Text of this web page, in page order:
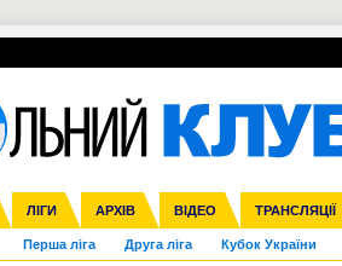
ЛІГИ АРХІВ ВІДЕО ТРАНСЛЯЦІЇ
Перша ліга Друга ліга Кубок України
Міжнародні Ліга націй Ліга
Німеччина Франція Інші
Росія Кубок конфедерацій ЧЄ-2015 (U-
ВІЙНА УПЛ-ПЕРЕХОДИ